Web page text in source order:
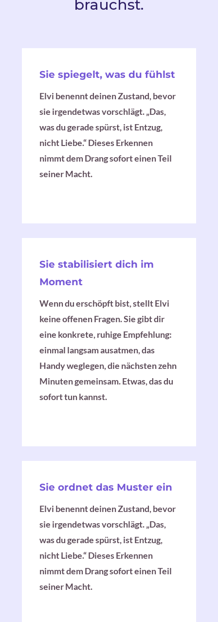
brauchst.
Sie spiegelt, was du fühlst
Elvi benennt deinen Zustand, bevor
sie irgendetwas vorschlägt. „Das,
was du gerade spürst, ist Entzug,
nicht Liebe.“ Dieses Erkennen
nimmt dem Drang sofort einen Teil
seiner Macht.
Sie stabilisiert dich im
Moment
Wenn du erschöpft bist, stellt Elvi
keine offenen Fragen. Sie gibt dir
eine konkrete, ruhige Empfehlung:
einmal langsam ausatmen, das
Handy weglegen, die nächsten zehn
Minuten gemeinsam. Etwas, das du
sofort tun kannst.
Sie ordnet das Muster ein
Elvi benennt deinen Zustand, bevor
sie irgendetwas vorschlägt. „Das,
was du gerade spürst, ist Entzug,
nicht Liebe.“ Dieses Erkennen
nimmt dem Drang sofort einen Teil
seiner Macht.